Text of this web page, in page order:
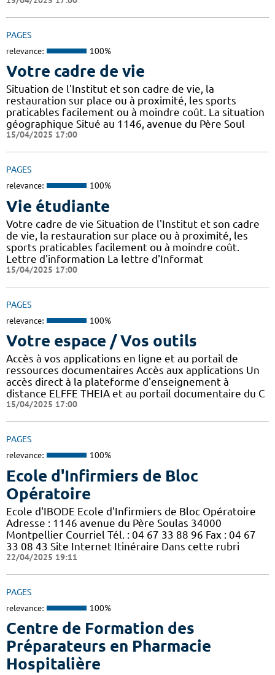
PAGES
relevance: 100%
Votre cadre de vie
Situation de l'Institut et son cadre de vie, la
restauration sur place ou à proximité, les sports
praticables facilement ou à moindre coût. La situation
géographique Situé au 1146, avenue du Père Soul
15/04/2025 17:00
PAGES
relevance: 100%
Vie étudiante
Votre cadre de vie Situation de l'Institut et son cadre
de vie, la restauration sur place ou à proximité, les
sports praticables facilement ou à moindre coût.
Lettre d'information La lettre d'Informat
15/04/2025 17:00
PAGES
relevance: 100%
Votre espace / Vos outils
Accès à vos applications en ligne et au portail de
ressources documentaires Accès aux applications Un
accès direct à la plateforme d'enseignement à
distance ELFFE THEIA et au portail documentaire du C
15/04/2025 17:00
PAGES
relevance: 100%
Ecole d'Infirmiers de Bloc
Opératoire
Ecole d'IBODE Ecole d'Infirmiers de Bloc Opératoire
Adresse : 1146 avenue du Père Soulas 34000
Montpellier Courriel Tél. : 04 67 33 88 96 Fax : 04 67
33 08 43 Site Internet Itinéraire Dans cette rubri
22/04/2025 19:11
PAGES
relevance: 100%
Centre de Formation des
Préparateurs en Pharmacie
Hospitalière